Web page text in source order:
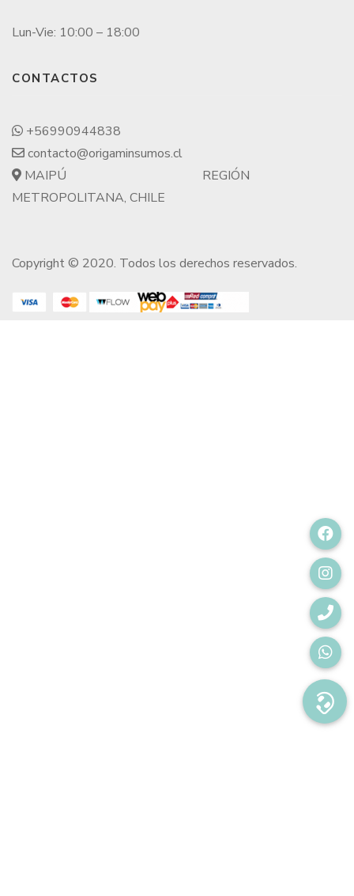
Lun-Vie: 10:00 – 18:00
CONTACTOS
+56990944838
contacto@origaminsumos.cl
MAIPÚ REGIÓN
METROPOLITANA, CHILE
Copyright © 2020. Todos los derechos reservados.